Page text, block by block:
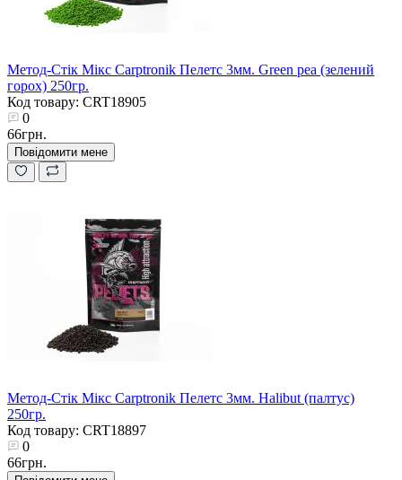
Метод-Стік Мікс Carptronik Пелетс 3мм. Green pea (зелений
горох) 250гр.
Код товару: CRT18905
0
66грн.
Повідомити мене
Метод-Стік Мікс Carptronik Пелетс 3мм. Halibut (палтус)
250гр.
Код товару: CRT18897
0
66грн.